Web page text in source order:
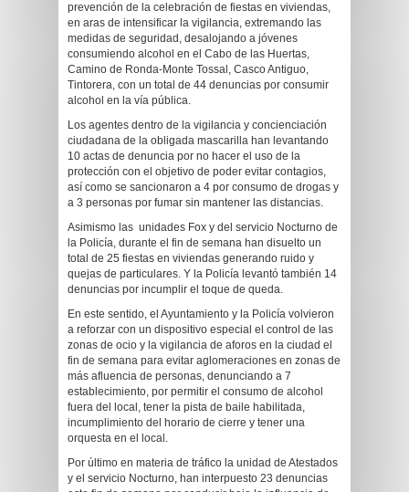
prevención de la celebración de fiestas en viviendas,
en aras de intensificar la vigilancia, extremando las
medidas de seguridad, desalojando a jóvenes
consumiendo alcohol en el Cabo de las Huertas,
Camino de Ronda-Monte Tossal, Casco Antiguo,
Tintorera, con un total de 44 denuncias por consumir
alcohol en la vía pública.
Los agentes dentro de la vigilancia y concienciación
ciudadana de la obligada mascarilla han levantando
10 actas de denuncia por no hacer el uso de la
protección con el objetivo de poder evitar contagios,
así como se sancionaron a 4 por consumo de drogas y
a 3 personas por fumar sin mantener las distancias.
Asimismo las unidades Fox y del servicio Nocturno de
la Policía, durante el fin de semana han disuelto un
total de 25 fiestas en viviendas generando ruido y
quejas de particulares. Y la Policía levantó también 14
denuncias por incumplir el toque de queda.
En este sentido, el Ayuntamiento y la Policía volvieron
a reforzar con un dispositivo especial el control de las
zonas de ocio y la vigilancia de aforos en la ciudad el
fin de semana para evitar aglomeraciones en zonas de
más afluencia de personas, denunciando a 7
establecimiento, por permitir el consumo de alcohol
fuera del local, tener la pista de baile habilitada,
incumplimiento del horario de cierre y tener una
orquesta en el local.
Por último en materia de tráfico la unidad de Atestados
y el servicio Nocturno, han interpuesto 23 denuncias